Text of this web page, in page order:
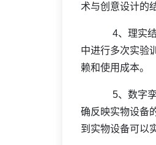
术与创意设计的
4、理实结合
中进行多次实验
赖和使用成本。
5、数字孪生
确反映实物设备
到实物设备可以